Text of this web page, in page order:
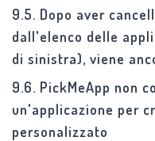
9.5. Dopo aver
dall'elenco delle
di sinistra), viene
9.6. PickMeApp non
un'applicazione per
personalizzato